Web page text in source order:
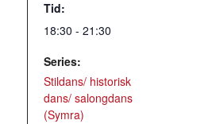
Tid:
18:30 - 21:30
Series:
Stildans/ historisk
dans/ salongdans
(Symra)